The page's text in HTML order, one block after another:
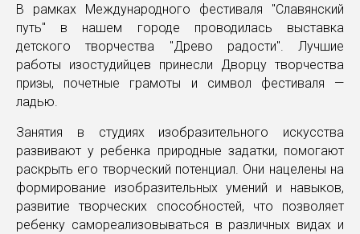
В рамках Международного фестиваля "Славянский
путь" в нашем городе проводилась выставка
детского творчества "Древо радости". Лучшие
работы изостудийцев принесли Дворцу творчества
призы, почетные грамоты и символ фестиваля —
ладью.
Занятия в студиях изобразительного искусства
развивают у ребенка природные задатки, помогают
раскрыть его творческий потенциал. Они нацелены на
формирование изобразительных умений и навыков,
развитие творческих способностей, что позволяет
ребенку самореализовываться в различных видах и